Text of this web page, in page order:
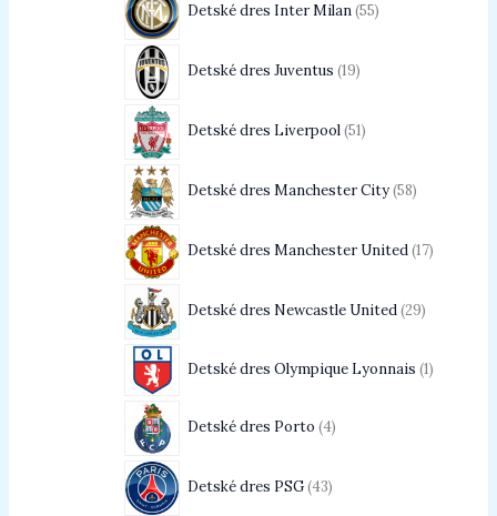
Detské dres Inter Milan 55
Detské dres Juventus 19
Detské dres Liverpool 51
Detské dres Manchester City 58
Detské dres Manchester United 17
Detské dres Newcastle United 29
Detské dres Olympique Lyonnais 1
Detské dres Porto 4
Detské dres PSG 43